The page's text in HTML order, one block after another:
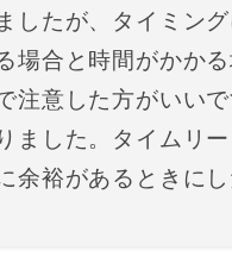
したが、タイミン
場合と時間がかか
注意した方がいい
ました。タイムリ
余裕があるときに